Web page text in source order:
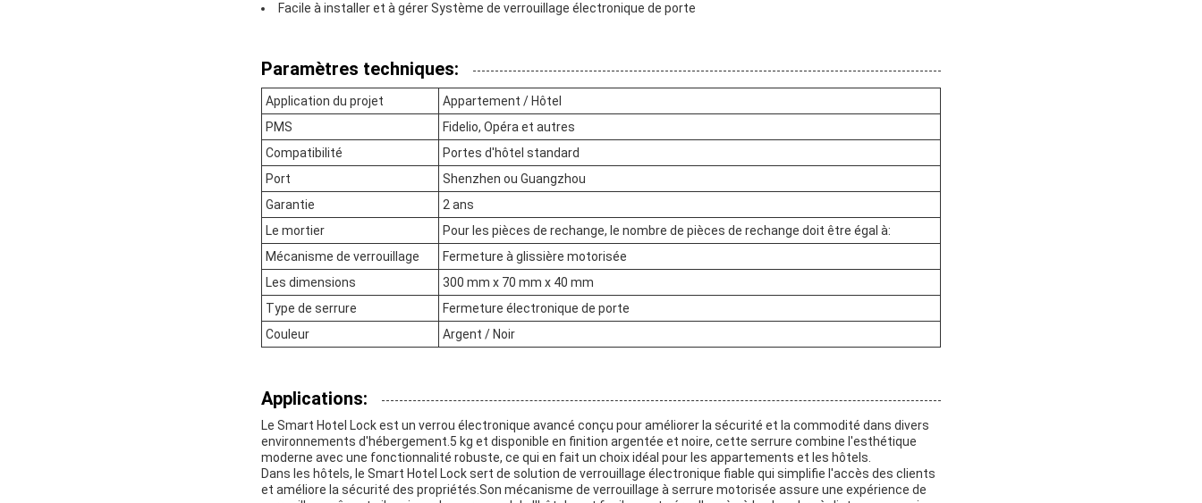
Facile à installer et à gérer Système de verrouillage électronique de porte
Paramètres techniques:
Application du projet
Appartement / Hôtel
PMS
Fidelio, Opéra et autres
Compatibilité
Portes d'hôtel standard
Port
Shenzhen ou Guangzhou
Garantie
2 ans
Le mortier
Pour les pièces de rechange, le nombre de pièces de rechange doit être égal à:
Mécanisme de verrouillage
Fermeture à glissière motorisée
Les dimensions
300 mm x 70 mm x 40 mm
Type de serrure
Fermeture électronique de porte
Couleur
Argent / Noir
Applications:
Le Smart Hotel Lock est un verrou électronique avancé conçu pour améliorer la sécurité et la commodité dans divers
environnements d'hébergement.5 kg et disponible en finition argentée et noire, cette serrure combine l'esthétique
moderne avec une fonctionnalité robuste, ce qui en fait un choix idéal pour les appartements et les hôtels.
Dans les hôtels, le Smart Hotel Lock sert de solution de verrouillage électronique fiable qui simplifie l'accès des clients
et améliore la sécurité des propriétés.Son mécanisme de verrouillage à serrure motorisée assure une expérience de